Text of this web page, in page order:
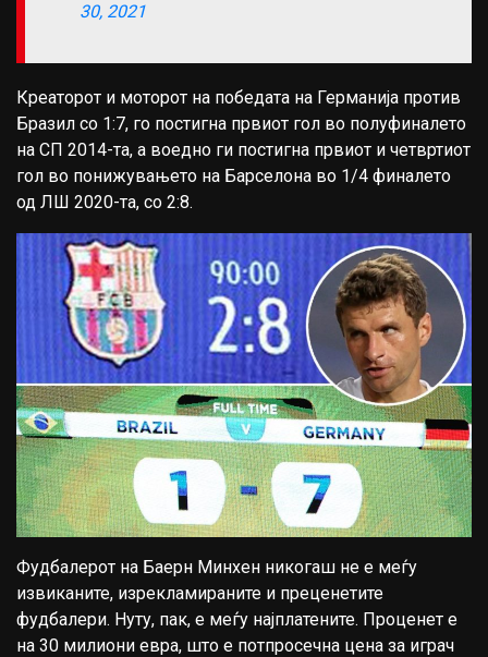
30, 2021
Креаторот и моторот на победата на Германија против
Бразил со 1:7, го постигна првиот гол во полуфиналето
на СП 2014-та, а воедно ги постигна првиот и четвртиот
гол во понижувањето на Барселона во 1/4 финалето
од ЛШ 2020-та, со 2:8.
Фудбалерот на Баерн Минхен никогаш не е меѓу
извиканите, изрекламираните и преценетите
фудбалери. Нуту, пак, е меѓу најплатените. Проценет е
на 30 милиони евра, што е потпросечна цена за играч